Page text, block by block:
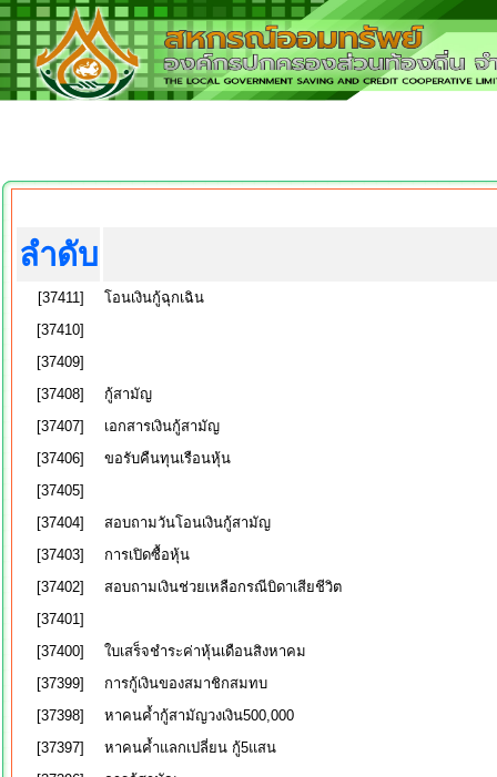
ลำดับ
[37411]
โอนเงินกู้ฉุกเฉิน
[37410]
[37409]
[37408]
กู้สามัญ
[37407]
เอกสารเงินกู้สามัญ
[37406]
ขอรับคืนทุนเรือนหุ้น
[37405]
[37404]
สอบถามวันโอนเงินกู้สามัญ
[37403]
การเปิดซื้อหุ้น
[37402]
สอบถามเงินช่วยเหลือกรณีบิดาเสียชีวิต
[37401]
[37400]
ใบเสร็จชำระค่าหุ้นเดือนสิงหาคม
[37399]
การกู้เงินของสมาชิกสมทบ
[37398]
หาคนค้ำกู้สามัญวงเงิน500,000
[37397]
หาคนค้ำแลกเปลี่ยน กู้5แสน